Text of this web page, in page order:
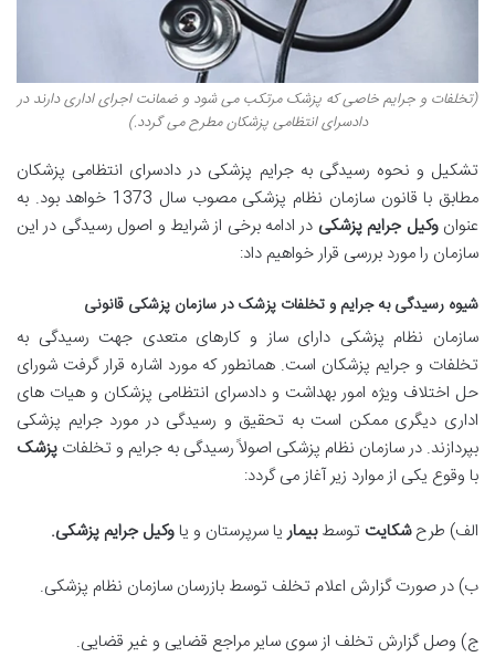
(تخلفات و جرایم خاصی که پزشک مرتکب می شود و ضمانت اجرای اداری دارند در
دادسرای انتظامی پزشکان مطرح می گردد.)
تشکیل و نحوه رسیدگی به جرایم پزشکی در دادسرای انتظامی پزشکان
مطابق با قانون سازمان نظام پزشکی مصوب سال 1373 خواهد بود. به
عنوانوکیل جرایم پزشکی در ادامه برخی از شرایط و اصول رسیدگی در این
سازمان را مورد بررسی قرار خواهیم داد:
شیوه رسیدگی به جرایم و تخلفات پزشک در سازمان پزشکی قانونی
سازمان نظام پزشکی دارای ساز و کارهای متعدی جهت رسیدگی به
تخلفات و جرایم پزشکان است. همانطور که مورد اشاره قرار گرفت شورای
حل اختلاف ویژه امور بهداشت و دادسرای انتظامی پزشکان و هیات های
اداری دیگری ممکن است به تحقیق و رسیدگی در مورد جرایم پزشکی
بپردازند. در سازمان نظام پزشکی اصولاً رسیدگی به جرایم و تخلفات پزشک
با وقوع یکی از موارد زیر آغاز می گردد:
الف) طرحشکایت توسطبیمار یا سرپرستان و یاوکیل جرایم پزشکی.
ب) در صورت گزارش اعلام تخلف توسط بازرسان سازمان نظام پزشکی.
ج) وصل گزارش تخلف از سوی سایر مراجع قضایی و غیر قضایی.